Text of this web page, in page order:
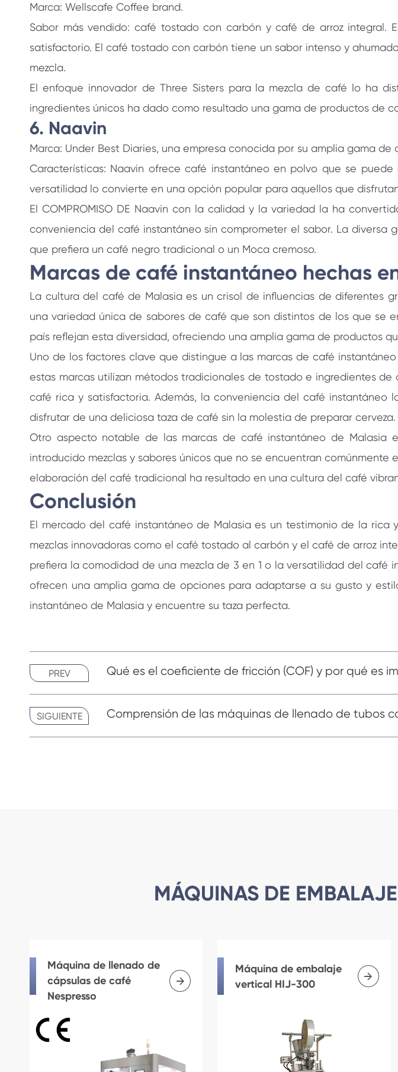
Marca: Wellscafe Coffee brand.
Sabor más vendido: café tostado con carbón y café de arroz integral.
satisfactorio. El café tostado con carbón tiene un sabor intenso y
mezcla.
El enfoque innovador de Three Sisters para la mezcla de café lo ha
ingredientes únicos ha dado como resultado una gama de productos de
6. Naavin
Marca: Under Best Diaries, una empresa conocida por su amplia gama
Características: Naavin ofrece café instantáneo en polvo que se
versatilidad lo convierte en una opción popular para aquellos que
El COMPROMISO DE Naavin con la calidad y la variedad la ha
conveniencia del café instantáneo sin comprometer el sabor. La
que prefiera un café negro tradicional o un Moca cremoso.
Marcas de café instantáneo hechas
La cultura del café de Malasia es un crisol de influencias de diferentes
una variedad única de sabores de café que son distintos de los que se
país reflejan esta diversidad, ofreciendo una amplia gama de productos
Uno de los factores clave que distingue a las marcas de café
estas marcas utilizan métodos tradicionales de tostado e ingredientes
café rica y satisfactoria. Además, la conveniencia del café
disfrutar de una deliciosa taza de café sin la molestia de preparar cerveza.
Otro aspecto notable de las marcas de café instantáneo de Malasia
introducido mezclas y sabores únicos que no se encuentran
elaboración del café tradicional ha resultado en una cultura del café
Conclusión
El mercado del café instantáneo de Malasia es un testimonio de la
mezclas innovadoras como el café tostado al carbón y el café de arroz
prefiera la comodidad de una mezcla de 3 en 1 o la versatilidad del café
ofrecen una amplia gama de opciones para adaptarse a su gusto y
instantáneo de Malasia y encuentre su taza perfecta.
PREV Qué es el coeficiente de fricción (COF) y por qué es
SIGUIENTE Comprensión de las máquinas de llenado de tubos
MÁQUINAS DE
Máquina de llenado de
cápsulas de café
Nespresso

Máquina de embalaje
vertical HIJ-300
